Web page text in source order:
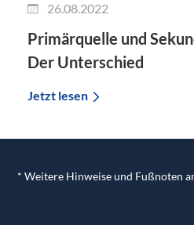
26.08.2022
Primärquelle und
Der Unterschied
Jetzt lesen
* Weitere Hinweise und Fußnoten